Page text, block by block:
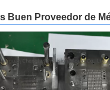
Buen Proveedor de